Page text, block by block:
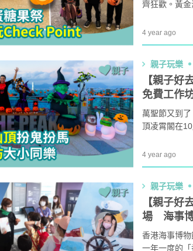
齊狂歡。黃
4 year ago
親子玩樂
【親子好
免費工作
萬聖節又到
頂凌霄閣在
瓜燈、畫和
聖節！
4 year ago
親子玩樂
【親子好
場 海事博
香港海事博
一年一度的